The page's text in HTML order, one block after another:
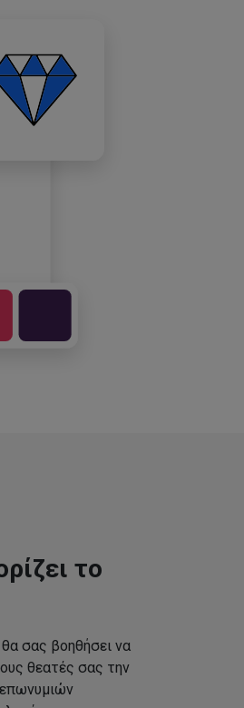
το
σας βοηθήσει να
θεατές σας την